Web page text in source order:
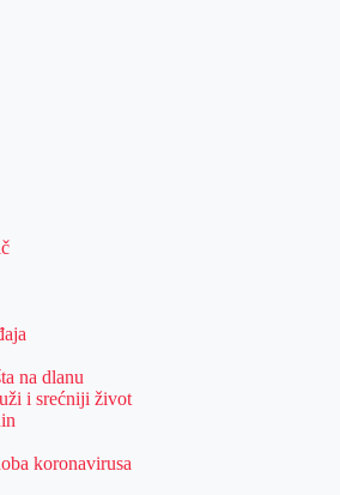
na dlanu
i srećniji život
koronavirusa